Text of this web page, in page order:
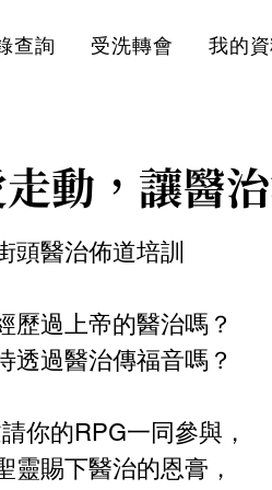
查詢 受洗轉會 我的
動，讓醫
頭醫治佈道培訓
歷過上帝的醫治嗎？
透過醫治傳福音嗎？
你的RPG一同參與，
靈賜下醫治的恩膏，